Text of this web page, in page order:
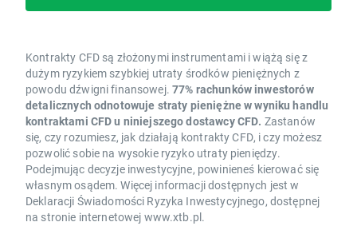
Kontrakty CFD są złożonymi instrumentami i wiążą się z
dużym ryzykiem szybkiej utraty środków pieniężnych z
powodu dźwigni finansowej. 77% rachunków inwestorów
detalicznych odnotowuje straty pieniężne w wyniku handlu
kontraktami CFD u niniejszego dostawcy CFD. Zastanów
się, czy rozumiesz, jak działają kontrakty CFD, i czy możesz
pozwolić sobie na wysokie ryzyko utraty pieniędzy.
Podejmując decyzje inwestycyjne, powinieneś kierować się
własnym osądem. Więcej informacji dostępnych jest w
Deklaracji Świadomości Ryzyka Inwestycyjnego, dostępnej
na stronie internetowej www.xtb.pl.